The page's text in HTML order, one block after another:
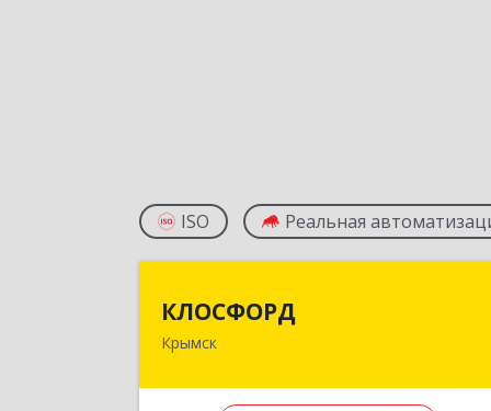
ISO Реальная
КЛОСФОРД
Крымск
Либкнехта ул, дом № 36Б, оф.2